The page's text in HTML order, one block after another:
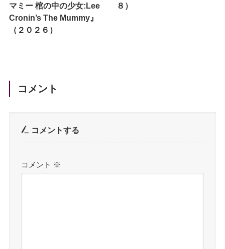
マミー 棺の中の少女:Lee
Cronin’s The Mummy』
（２０２６）
８）
コメント
コメントする
コメント ※